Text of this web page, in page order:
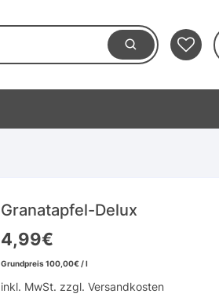
Granatapfel-Delux
4,99€
Grundpreis100,00€/l
inkl. MwSt. zzgl. Versandkosten